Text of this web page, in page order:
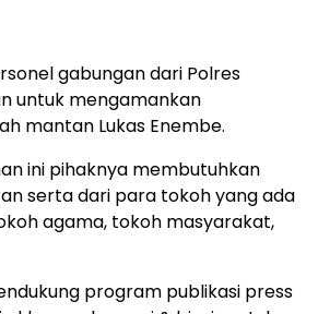
gabungan dari Polres
untuk mengamankan
mantan Lukas Enembe.
ini pihaknya membutuhkan
serta dari para tokoh yang ada
agama, tokoh masyarakat,
program publikasi press